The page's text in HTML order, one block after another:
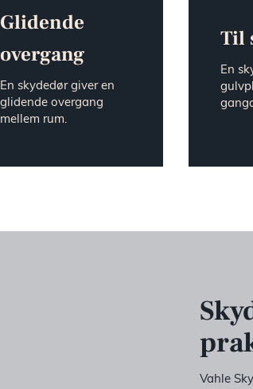
Glidende
overgang
En skydedør giver en
glidende overgang
mellem rum.
Til
En
Vahle